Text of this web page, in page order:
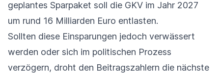
geplantes Sparpaket soll die GKV im Jahr 2027
um rund 16 Milliarden Euro entlasten.
Sollten diese Einsparungen jedoch verwässert
werden oder sich im politischen Prozess
verzögern, droht den Beitragszahlern die nächste